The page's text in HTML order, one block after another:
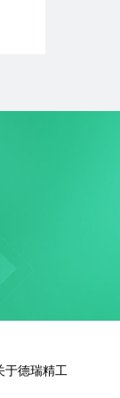
于德瑞精工